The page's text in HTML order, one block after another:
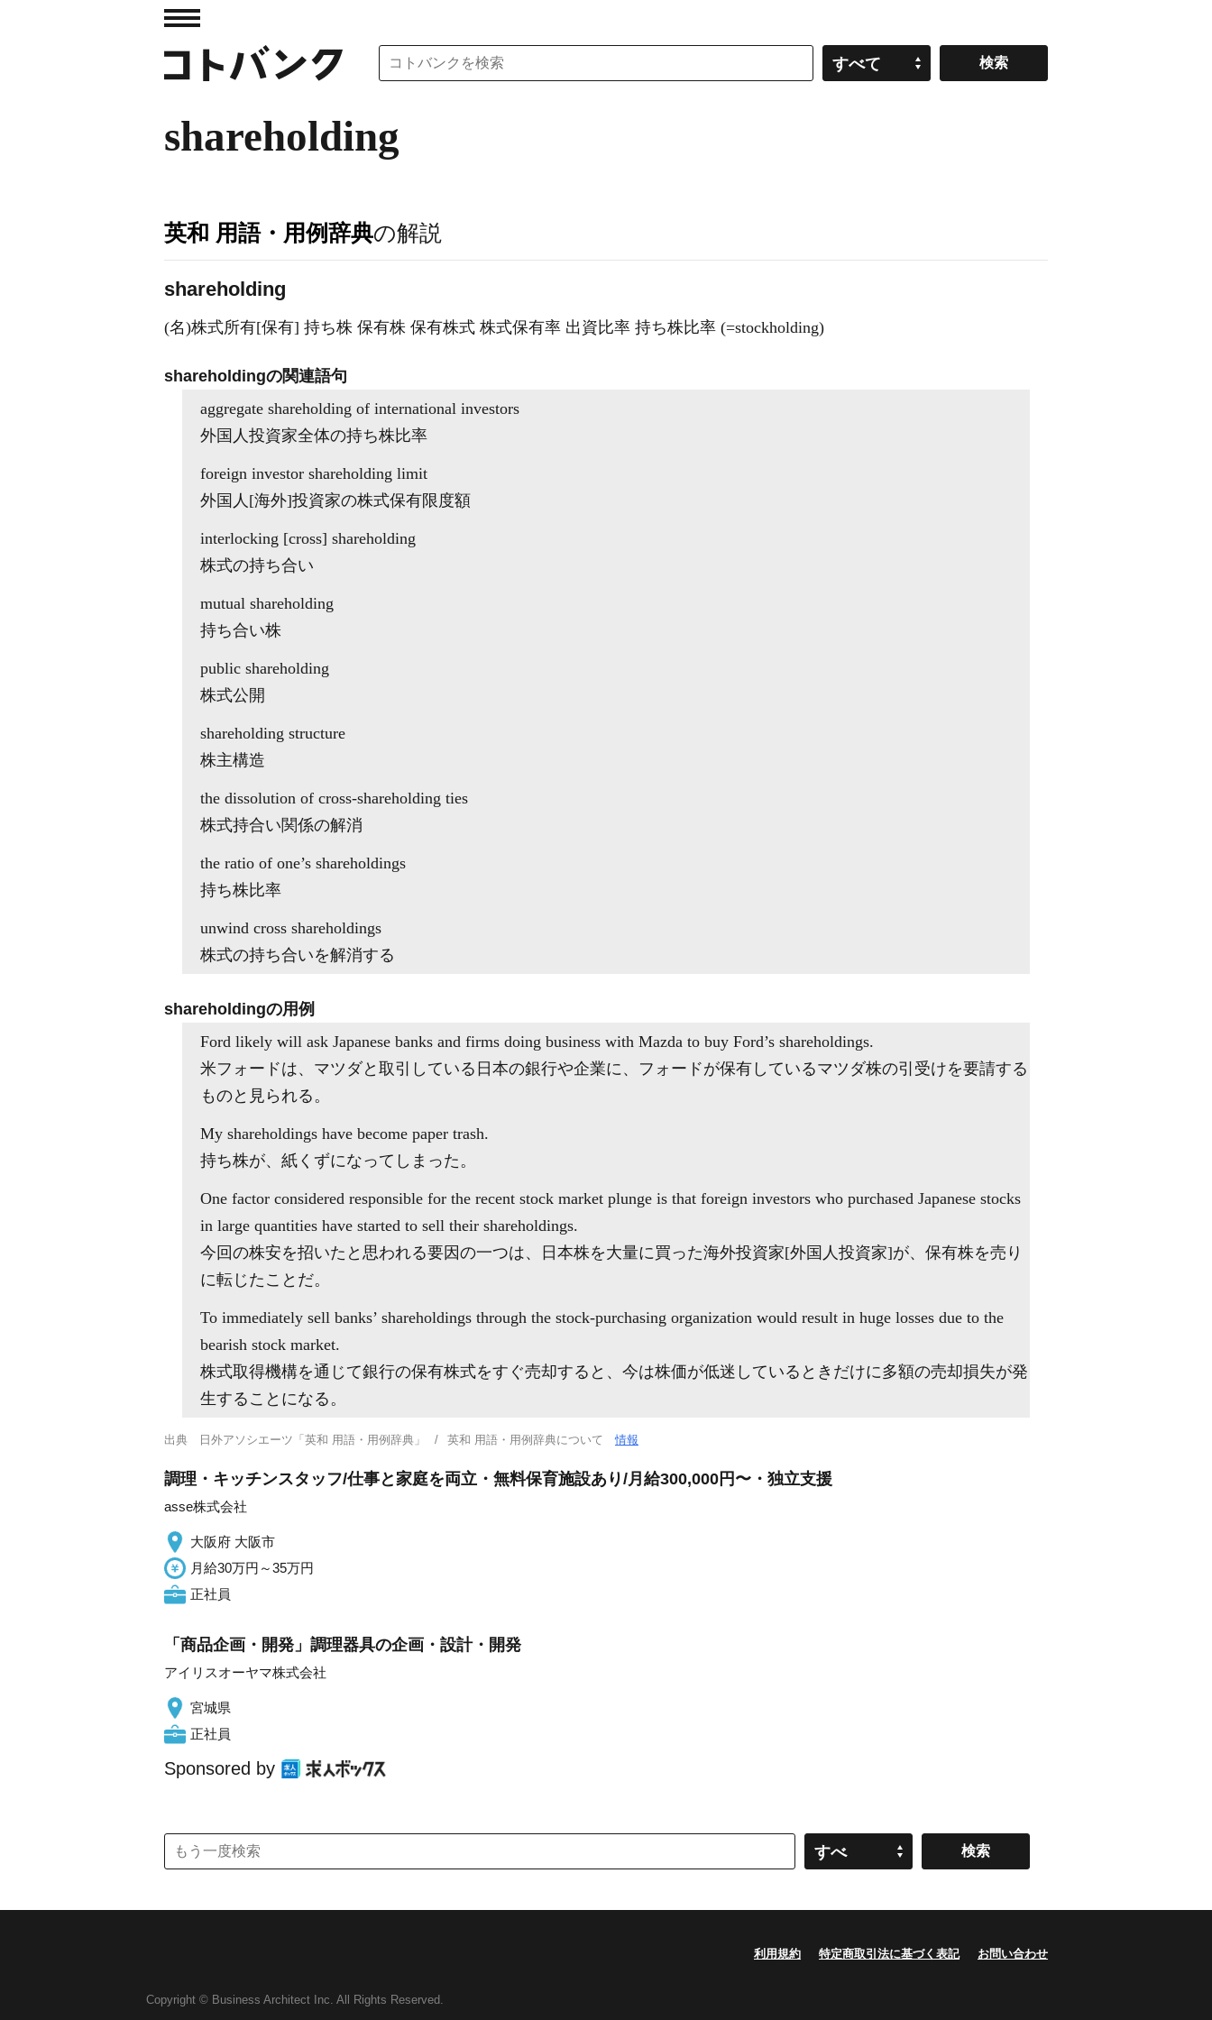
すべて
shareholding
英和 用語・用例辞典の解説
shareholding
(名)株式所有[保有] 持ち株 保有株 保有株式 株式保有率 出資比率 持ち株比率 (=stockholding)
shareholdingの関連語句
aggregate shareholding of international investors
外国人投資家全体の持ち株比率
foreign investor shareholding limit
外国人[海外]投資家の株式保有限度額
interlocking [cross] shareholding
株式の持ち合い
mutual shareholding
持ち合い株
public shareholding
株式公開
shareholding structure
株主構造
the dissolution of cross-shareholding ties
株式持合い関係の解消
the ratio of one’s shareholdings
持ち株比率
unwind cross shareholdings
株式の持ち合いを解消する
shareholdingの用例
Ford likely will ask Japanese banks and firms doing business with Mazda to buy Ford’s shareholdings.
米フォードは、マツダと取引している日本の銀行や企業に、フォードが保有しているマツダ株の引受けを要請する
ものと見られる。
My shareholdings have become paper trash.
持ち株が、紙くずになってしまった。
One factor considered responsible for the recent stock market plunge is that foreign investors who purchased Japanese stocks
in large quantities have started to sell their shareholdings.
今回の株安を招いたと思われる要因の一つは、日本株を大量に買った海外投資家[外国人投資家]が、保有株を売り
に転じたことだ。
To immediately sell banks’ shareholdings through the stock-purchasing organization would result in huge losses due to the
bearish stock market.
株式取得機構を通じて銀行の保有株式をすぐ売却すると、今は株価が低迷しているときだけに多額の売却損失が発
生することになる。
出典 日外アソシエーツ「英和 用語・用例辞典」 英和 用語・用例辞典について情報
調理・キッチンスタッフ/仕事と家庭を両立・無料保育施設あり/月給300,000円〜・独立支援
asse株式会社
大阪府 大阪市
月給30万円～35万円
正社員
「商品企画・開発」調理器具の企画・設計・開発
アイリスオーヤマ株式会社
宮城県
正社員
Sponsored by
すべ
利用規約 特定商取引法に基づく表記 お問い合わせ
Copyright © Business Architect Inc. All Rights Reserved.